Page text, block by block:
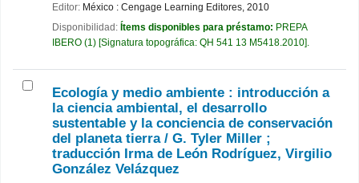
Editor: México : Cengage Learning Editores, 2010
Disponibilidad: Ítems disponibles para préstamo: PREPA
IBERO (1) Signatura topográfica: QH 541 13 M5418.2010 .
Ecología y medio ambiente : introducción a
la ciencia ambiental, el desarrollo
sustentable y la conciencia de conservación
del planeta tierra / G. Tyler Miller ;
traducción Irma de León Rodríguez, Virgilio
González Velázquez